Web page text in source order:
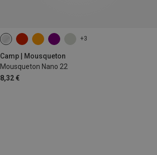
+3
Camp | Mousqueton
Mousqueton Nano 22
8,32 €